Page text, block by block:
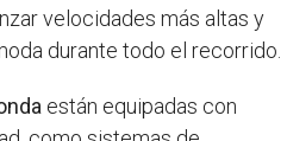
velocidades más altas y
durante todo el recorrido.
están equipadas con